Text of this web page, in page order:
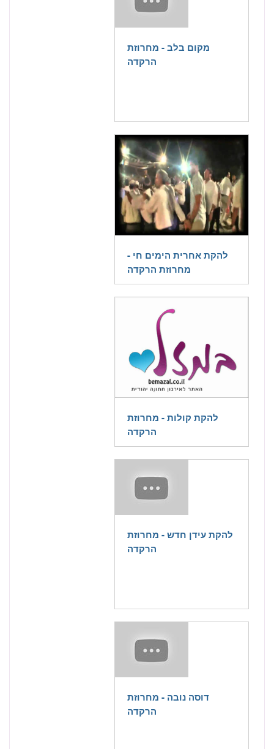
מקום בלב - מחרוזת
הרקדה
להקת אחרית הימים חי -
מחרוזת הרקדה
להקת קולות - מחרוזת
הרקדה
להקת עידן חדש - מחרוזת
הרקדה
דוסה נובה - מחרוזת
הרקדה